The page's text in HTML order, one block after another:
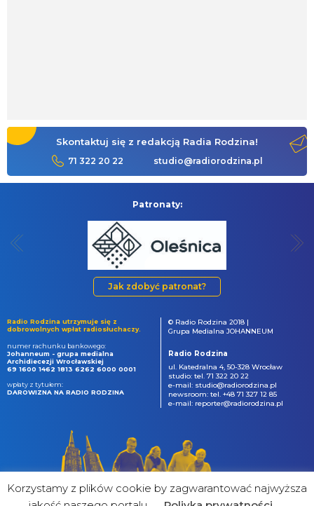
Skontaktuj się z redakcją Radia Rodzina!
71 322 20 22 studio@radiorodzina.pl
Patronaty:
Jak zdobyć patronat?
Radio Rodzina utrzymuje się z
dobrowolnych wpłat radiosłuchaczy.
numer rachunku bankowego:
Johanneum - grupa medialna
Archidiecezji Wrocławskiej
69 1600 1462 1813 6262 6000 0001
wpłaty z tytułem:
DAROWIZNA NA RADIO RODZINA
© Radio Rodzina 2018 |
Grupa Medialna JOHANNEUM
Radio Rodzina
ul. Katedralna 4, 50-328 Wrocław
studio: tel. 71 322 20 22
e-mail: studio@radiorodzina.pl
newsroom: tel. +48 71 327 12 85
e-mail: reporter@radiorodzina.pl
Korzystamy z plików cookie by zagwarantować najwyższa